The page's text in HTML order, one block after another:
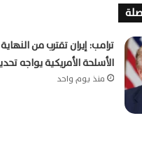
ترامب: إيران تقترب من
الأسلحة الأمريكية يواجه
منذ يوم واحد